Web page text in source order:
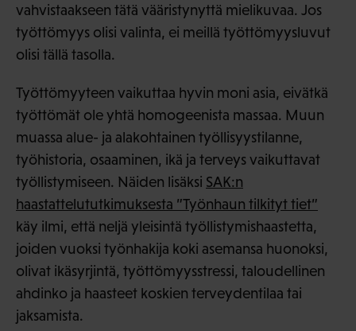
vahvistaakseen tätä vääristynyttä mielikuvaa. Jos
työttömyys olisi valinta, ei meillä työttömyysluvut
olisi tällä tasolla.
Työttömyyteen vaikuttaa hyvin moni asia, eivätkä
työttömät ole yhtä homogeenista massaa. Muun
muassa alue- ja alakohtainen työllisyystilanne,
työhistoria, osaaminen, ikä ja terveys vaikuttavat
työllistymiseen. Näiden lisäksi SAK:n
haastattelututkimuksesta ”Työnhaun tilkityt tiet”
käy ilmi, että neljä yleisintä työllistymishaastetta,
joiden vuoksi työnhakija koki asemansa huonoksi,
olivat ikäsyrjintä, työttömyysstressi, taloudellinen
ahdinko ja haasteet koskien terveydentilaa tai
jaksamista.